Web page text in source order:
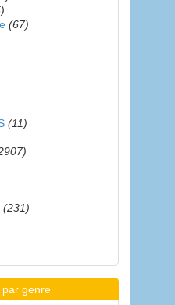
(67)
(11)
(231)
par genre